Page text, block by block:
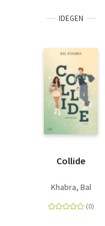
IDEGEN
Collide
Khabra, Bal